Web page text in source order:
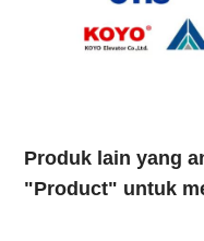
Produk lain yang
"Product" untuk